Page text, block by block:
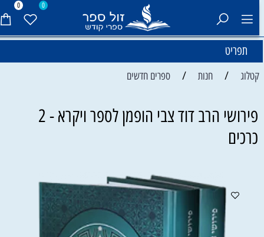
0 0
תפריט
קטלוג / חנות / ספרים חדשים
פירושי הרב דוד צבי הופמן לספר ויקרא - 2
כרכים